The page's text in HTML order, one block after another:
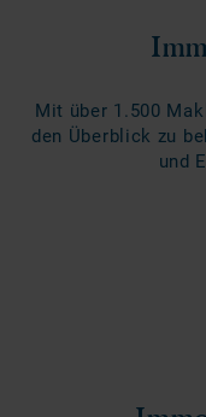
Mit über 1.500
den Überblick zu
und